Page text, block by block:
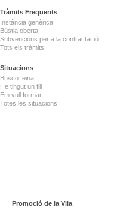
Tràmits Freqüents
Instància genèrica
Bústia oberta
Subvencions per a la contractació
Tots els tràmits
Situacions
Busco feina
He tingut un fill
Em vull formar
Totes les situacions
Promoció de la Vila